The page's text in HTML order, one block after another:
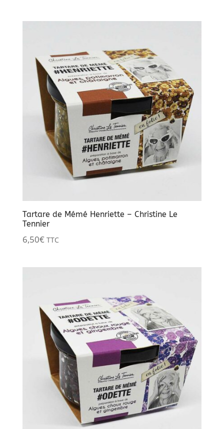
Tartare de Mémé Henriette – Christine Le
Tennier
6,50€ TTC